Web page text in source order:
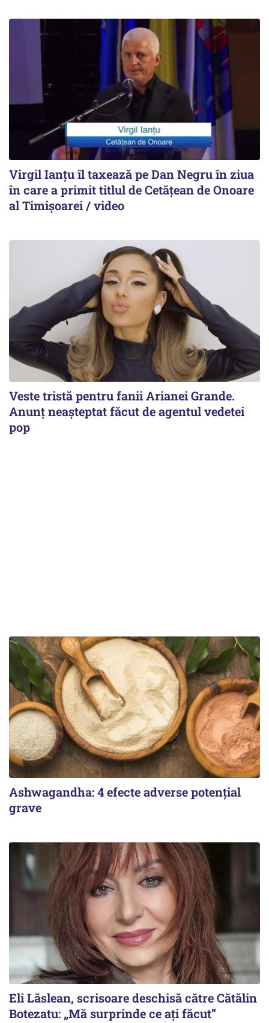
Virgil Ianțu îl taxează pe Dan Negru în ziua
în care a primit titlul de Cetățean de Onoare
al Timișoarei / video
Veste tristă pentru fanii Arianei Grande.
Anunț neașteptat făcut de agentul vedetei
pop
Ashwagandha: 4 efecte adverse potențial
grave
Eli Lăslean, scrisoare deschisă către Cătălin
Botezatu: „Mă surprinde ce ați făcut”